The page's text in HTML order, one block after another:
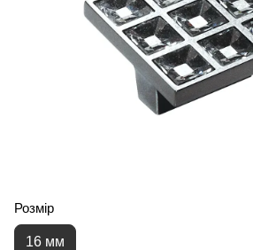
Розмір
16 мм